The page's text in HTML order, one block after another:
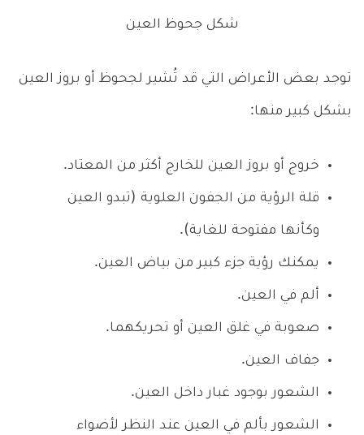
شكل جحوظ العين
توجد بعض الأعراض التي قد تُشير لجحوظ أو بروز العين
بشكل كبير منها:
خروج أو بروز العين للخارج أكثر من المعتاد.
قلة الرؤية من الجفون العلوية (تبدو العين
وكأنها مفتوحة للغاية).
يمكنك رؤية جزء كبير من بياض العين.
ألم في العين.
صعوبة في غلق العين أو تحريكهما.
جفاف العين.
الشعور بوجود غبار داخل العين.
الشعور بألم في العين عند النظر لأضواء